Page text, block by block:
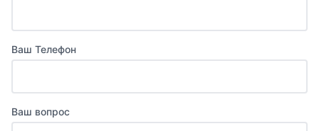
Ваш Телефон
Ваш вопрос